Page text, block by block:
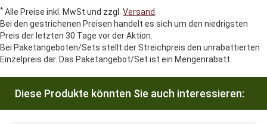
* Alle Preise inkl. MwSt und zzgl. Versand
Bei den gestrichenen Preisen handelt es sich um den niedrigsten
Preis der letzten 30 Tage vor der Aktion.
Bei Paketangeboten/Sets stellt der Streichpreis den unrabattierten
Einzelpreis dar. Das Paketangebot/Set ist ein Mengenrabatt.
Diese Produkte könnten Sie auch interessieren: